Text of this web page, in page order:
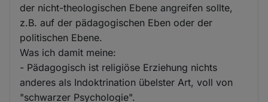
der nicht-theologischen Ebene angreifen sollte,
z.B. auf der pädagogischen Eben oder der
politischen Ebene.
Was ich damit meine:
- Pädagogisch ist religiöse Erziehung nichts
anderes als Indoktrination übelster Art, voll von
"schwarzer Psychologie".